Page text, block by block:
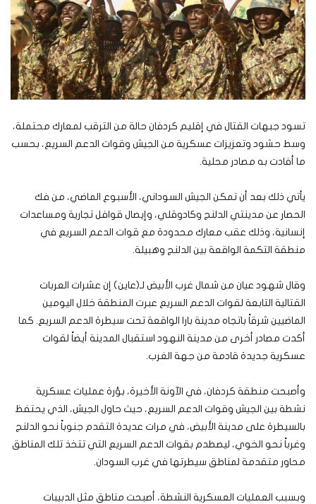
تسود جبهات القتال في إقليم كردفان حالة من الترقب لمعارك محتملة،
وسط حشود وتعزيزات عسكرية من الجيش وقوات الدعم السريع، بحسب
ما أفادت به مصادر محلية.
يأتي ذلك بعد أن تمكن الجيش السوداني، الأسبوع الماضي، من فك
الحصار عن مدينتي الدلنج وكادوقلي، وإيصال قوافل تجارية ومساعدات
إنسانية، وذلك عقب معارك محدودة مع قوات الدعم السريع في
منطقة التكمة الواقعة بين الدلنج وهبيلة.
وقال شهود عيان من شمال غرب الأبيض لـ(عاين) إن عشرات العربات
القتالية التابعة لقوات الدعم السريع عبرت المنطقة خلال اليومين
الماضيين شرقاً باتجاه مدينة بارا الواقعة تحت سيطرة الدعم السريع. كما
أكدت مصادر أخرى من مدينة النهود استقبال المدينة أيضاً لقوات
عسكرية جديدة قادمة من جهة الغرب.
وأصبحت منطقة كردفان، في الآونة الأخيرة، بؤرة عمليات عسكرية
نشطة بين الجيش وقوات الدعم السريع، حيث حاول الجيش، الذي يحتفظ
بالسيطرة على مدينة الأبيض، في مرات عديدة التقدم جنوباً نحو الدلنج
وغرباً نحو الخوي، ليصطدم بقوات الدعم السريع التي تتخذ تلك المناطق
محاور متقدمة لمناطق سيطرتها في غرب السودان.
وبسبب العمليات العسكرية النشطة، أصبحت مناطق مثل الدبيبات